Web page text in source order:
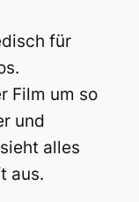
für
Film um so
und
alles
aus.